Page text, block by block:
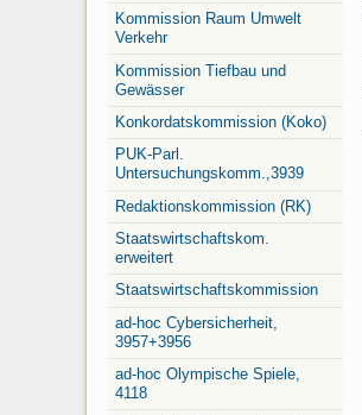
Kommission Raum Umwelt
Verkehr
Kommission Tiefbau und
Gewässer
Konkordatskommission (Koko)
PUK-Parl.
Untersuchungskomm.,3939
Redaktionskommission (RK)
Staatswirtschaftskom.
erweitert
Staatswirtschaftskommission
ad-hoc Cybersicherheit,
3957+3956
ad-hoc Olympische Spiele,
4118